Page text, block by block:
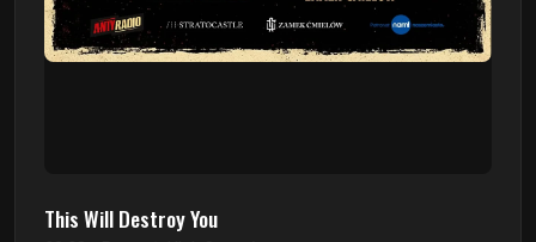
Sound Of The Ages Festival
22.08 - Ćmielów, Zamek Ćmielów